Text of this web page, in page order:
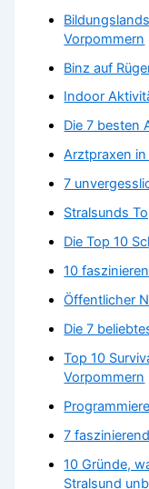
Vorpommern
Binz auf
Indoor
Die 7 besten
Arztpraxen
7
Stralsunds
Die Top 10
10
Öffentlicher
Die 7
Top 10
Vorpommern
7
10 Gründe,
Stralsund